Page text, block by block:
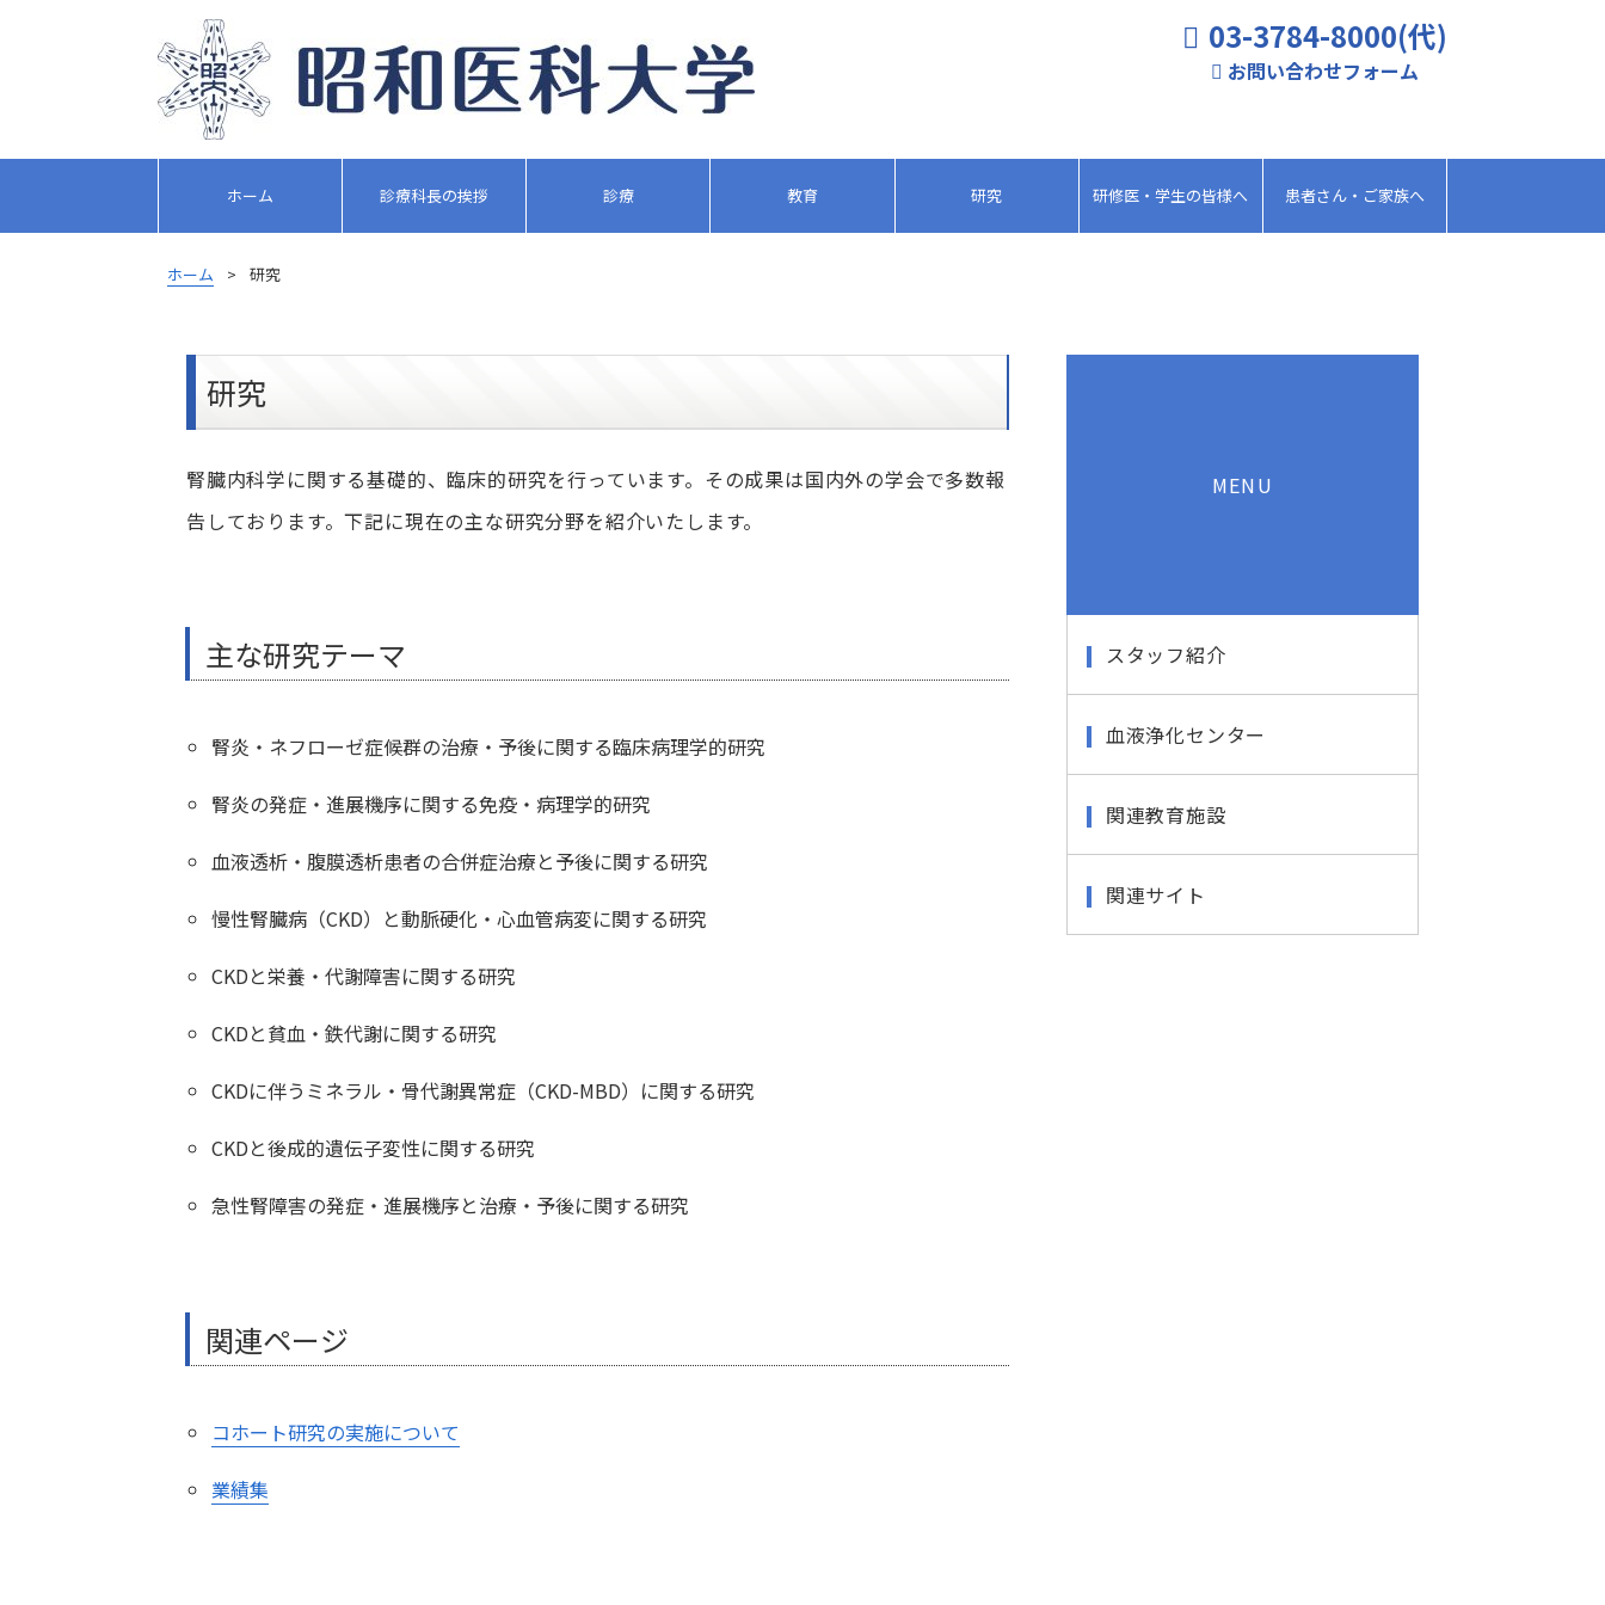
03-3784-8000(代)
お問い合わせフォーム
ホーム 診療科長の挨拶 診療 教育 研究 研修医・学生の皆様へ 患者さん・ご家族へ
ホーム > 研究
研究
腎臓内科学に関する基礎的、臨床的研究を行っています。その成果は国内外の学会で多数報
告しております。下記に現在の主な研究分野を紹介いたします。
主な研究テーマ
腎炎・ネフローゼ症候群の治療・予後に関する臨床病理学的研究
腎炎の発症・進展機序に関する免疫・病理学的研究
血液透析・腹膜透析患者の合併症治療と予後に関する研究
慢性腎臓病（CKD）と動脈硬化・心血管病変に関する研究
CKDと栄養・代謝障害に関する研究
CKDと貧血・鉄代謝に関する研究
CKDに伴うミネラル・骨代謝異常症（CKD-MBD）に関する研究
CKDと後成的遺伝子変性に関する研究
急性腎障害の発症・進展機序と治療・予後に関する研究
関連ページ
コホート研究の実施について
業績集
MENU
スタッフ紹介
血液浄化センター
関連教育施設
関連サイト